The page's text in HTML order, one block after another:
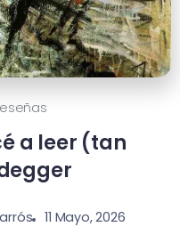
a leer (tan
11 Mayo, 2026